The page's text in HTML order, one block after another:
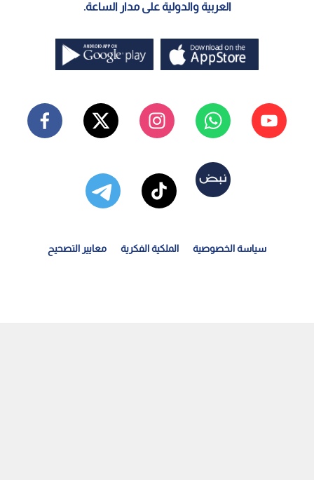
العربية والدولية على مدار الساعة.
سياسة الخصوصية الملكية الفكرية معايير التصحيح